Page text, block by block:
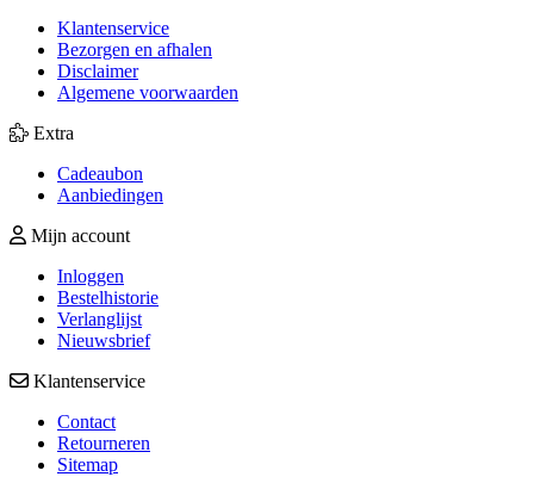
Klantenservice
Bezorgen en afhalen
Disclaimer
Algemene voorwaarden
Extra
Cadeaubon
Aanbiedingen
Mijn account
Inloggen
Bestelhistorie
Verlanglijst
Nieuwsbrief
Klantenservice
Contact
Retourneren
Sitemap